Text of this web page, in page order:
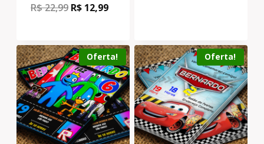
R$22,99 R$ 12,99
Oferta! Oferta!